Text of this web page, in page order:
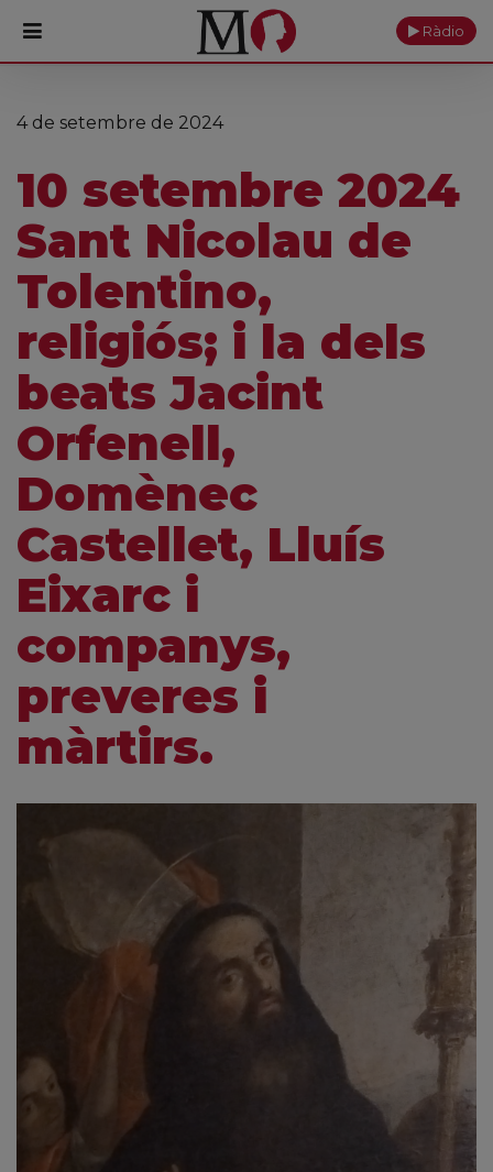
PORTADA
Actualitat
Fundació
Visita'ns
Ofrenes
Ràdio
4 de setembre de 2024
10 setembre 2024
Sant Nicolau de
Tolentino,
religiós; i la dels
beats Jacint
Orfenell,
Domènec
Castellet, Lluís
Eixarc i
companys,
preveres i
màrtirs.